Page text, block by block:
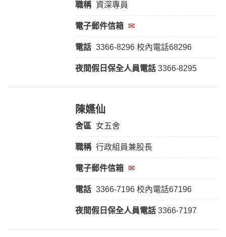
職稱 資深專員
電子郵件信箱 ✉
電話 3366-8296 校內電話68296
夜間假日保全人員電話 3366-8295
陳嬿仙
舍區 女五舍
職稱 行政組員兼股長
電子郵件信箱 ✉
電話 3366-7196 校內電話67196
夜間假日保全人員電話 3366-7197